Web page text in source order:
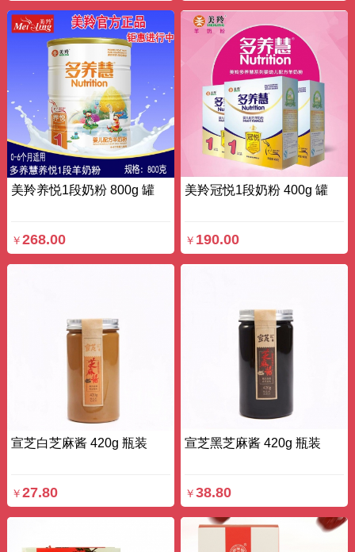
美羚养悦1段奶粉 800g 罐
￥ 268.00
美羚冠悦1段奶粉 400g 罐
￥ 190.00
宣芝白芝麻酱 420g 瓶装
￥ 27.80
宣芝黑芝麻酱 420g 瓶装
￥38.80